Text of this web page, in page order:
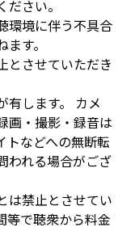
さい。
環境に伴う不具合
す。
とさせていただき
します。 カメ
画・撮影・録音は
トなどへの無断転
われる場合がござ
は禁止とさせてい
等で聴衆から料金